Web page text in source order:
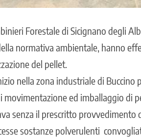
Forestale di Sicignano degli
normativa ambientale, hanno
del pellet.
nella zona industriale di Buccino
movimentazione ed imballaggio di
senza il prescritto
sostanze polverulenti